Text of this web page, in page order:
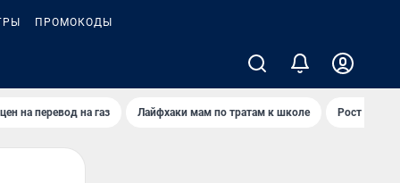
ПРОМОКОДЫ
на перевод на газ Лайфхаки мам по тратам к школе Рост цен на